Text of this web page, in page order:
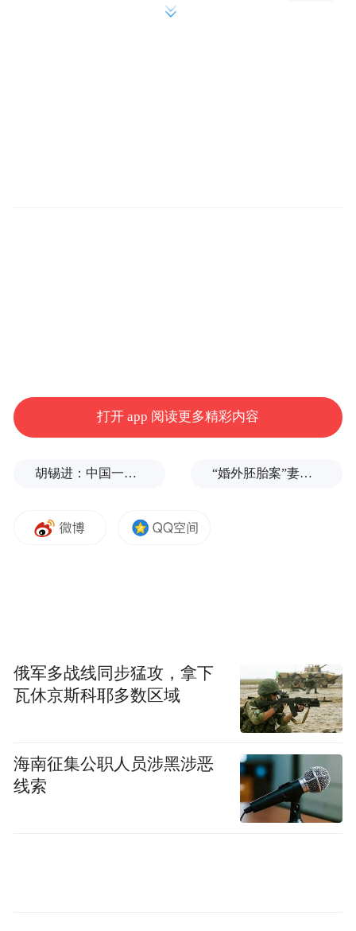
到2035年，青岛将基本建成服务黄河流域、
协同东中西部、面向亚太、联通共建“一带一
源配置能力和市场竞争力。
其中，“双枢纽”战略将重点打造两个核心：
一是辐射全球、世界一流的国际航运枢纽，
二是面向日韩、联通上合的国际航空枢纽，
打开 app 阅读更多精彩内容
胡锡进：中国一天怒回五拳，中美最新较量会走多远？ “婚外胚胎案”妻子：患病期间男方疑似多次有外遇，第三者经营的茶馆距自己家步行仅15分钟
俄军多战线同步猛攻，拿下
瓦休京斯科耶多数区域
海南征集公职人员涉黑涉恶
线索